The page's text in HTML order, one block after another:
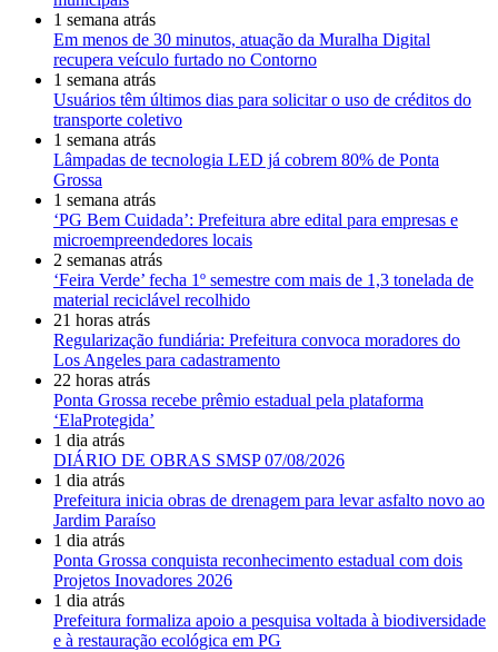
1 semana atrás
Em menos de 30 minutos, atuação da Muralha Digital
recupera veículo furtado no Contorno
1 semana atrás
Usuários têm últimos dias para solicitar o uso de créditos do
transporte coletivo
1 semana atrás
Lâmpadas de tecnologia LED já cobrem 80% de Ponta
Grossa
1 semana atrás
‘PG Bem Cuidada’: Prefeitura abre edital para empresas e
microempreendedores locais
2 semanas atrás
‘Feira Verde’ fecha 1º semestre com mais de 1,3 tonelada de
material reciclável recolhido
21 horas atrás
Regularização fundiária: Prefeitura convoca moradores do
Los Angeles para cadastramento
22 horas atrás
Ponta Grossa recebe prêmio estadual pela plataforma
‘ElaProtegida’
1 dia atrás
DIÁRIO DE OBRAS SMSP 07/08/2026
1 dia atrás
Prefeitura inicia obras de drenagem para levar asfalto novo ao
Jardim Paraíso
1 dia atrás
Ponta Grossa conquista reconhecimento estadual com dois
Projetos Inovadores 2026
1 dia atrás
Prefeitura formaliza apoio a pesquisa voltada à biodiversidade
e à restauração ecológica em PG